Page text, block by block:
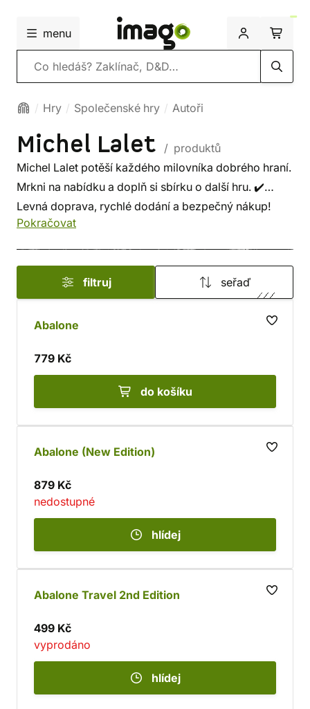
menu
Vyhledávání
Hry Společenské hry Autoři
Michel Lalet
/ produktů
Michel Lalet potěší každého milovníka dobrého hraní.
Mrkni na nabídku a doplň si sbírku o další hru. ✔️
Levná doprava, rychlé dodání a bezpečný nákup!
Pokračovat
filtruj seřaď
Abalone
779 Kč
do košíku
Abalone (New Edition)
879 Kč
nedostupné
hlídej
Abalone Travel 2nd Edition
499 Kč
vyprodáno
hlídej